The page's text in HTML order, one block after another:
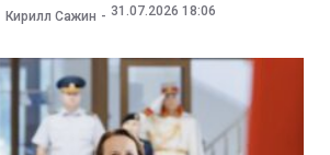
Кирилл Сажин 31.07.2026 18:06